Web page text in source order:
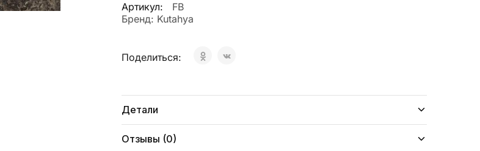
Артикул:
FB
Бренд: Kutahya
Поделиться:
Детали
Отзывы (0)